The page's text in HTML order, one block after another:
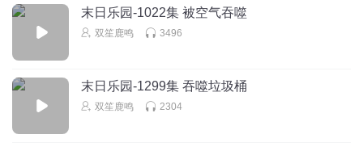
末日乐园-1022集 被空气吞噬
双笙鹿鸣 3496
末日乐园-1299集 吞噬垃圾桶
双笙鹿鸣 2304